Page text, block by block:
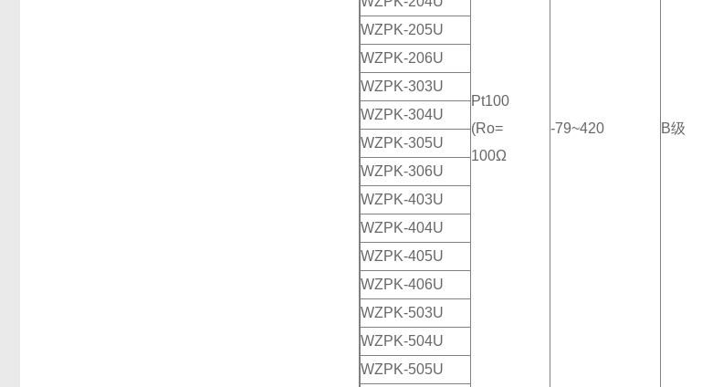
Pt100
(Ro=
100Ω
-79~420 B级
WZPK-205U
WZPK-206U
WZPK-303U
WZPK-304U
WZPK-305U
WZPK-306U
WZPK-403U
WZPK-404U
WZPK-405U
WZPK-406U
WZPK-503U
WZPK-504U
WZPK-505U